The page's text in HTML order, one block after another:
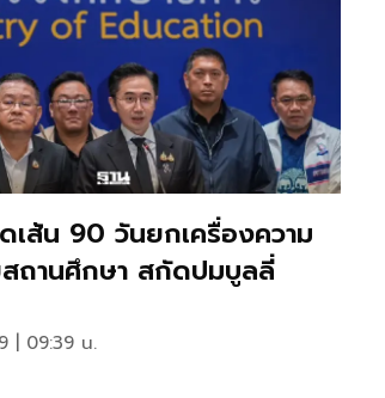
เส้น 90 วันยกเครื่องความ
ถานศึกษา สกัดปมบูลลี่
| 09:39 น.